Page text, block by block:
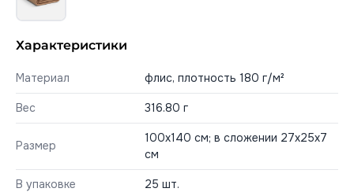
Характеристики
Материал флис, плотность 180 г/м²
Вес 316.80 г
Размер
100х140 см; в сложении 27x25x7
см
В упаковке 25 шт.